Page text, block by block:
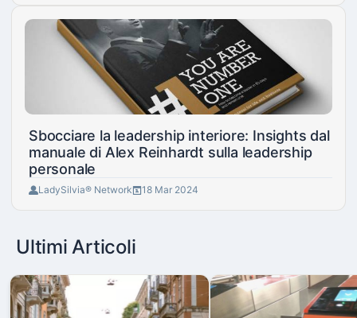
Sbocciare la leadership interiore: Insights dal
manuale di Alex Reinhardt sulla leadership
personale
LadySilvia® Network 18 Mar 2024
Ultimi Articoli